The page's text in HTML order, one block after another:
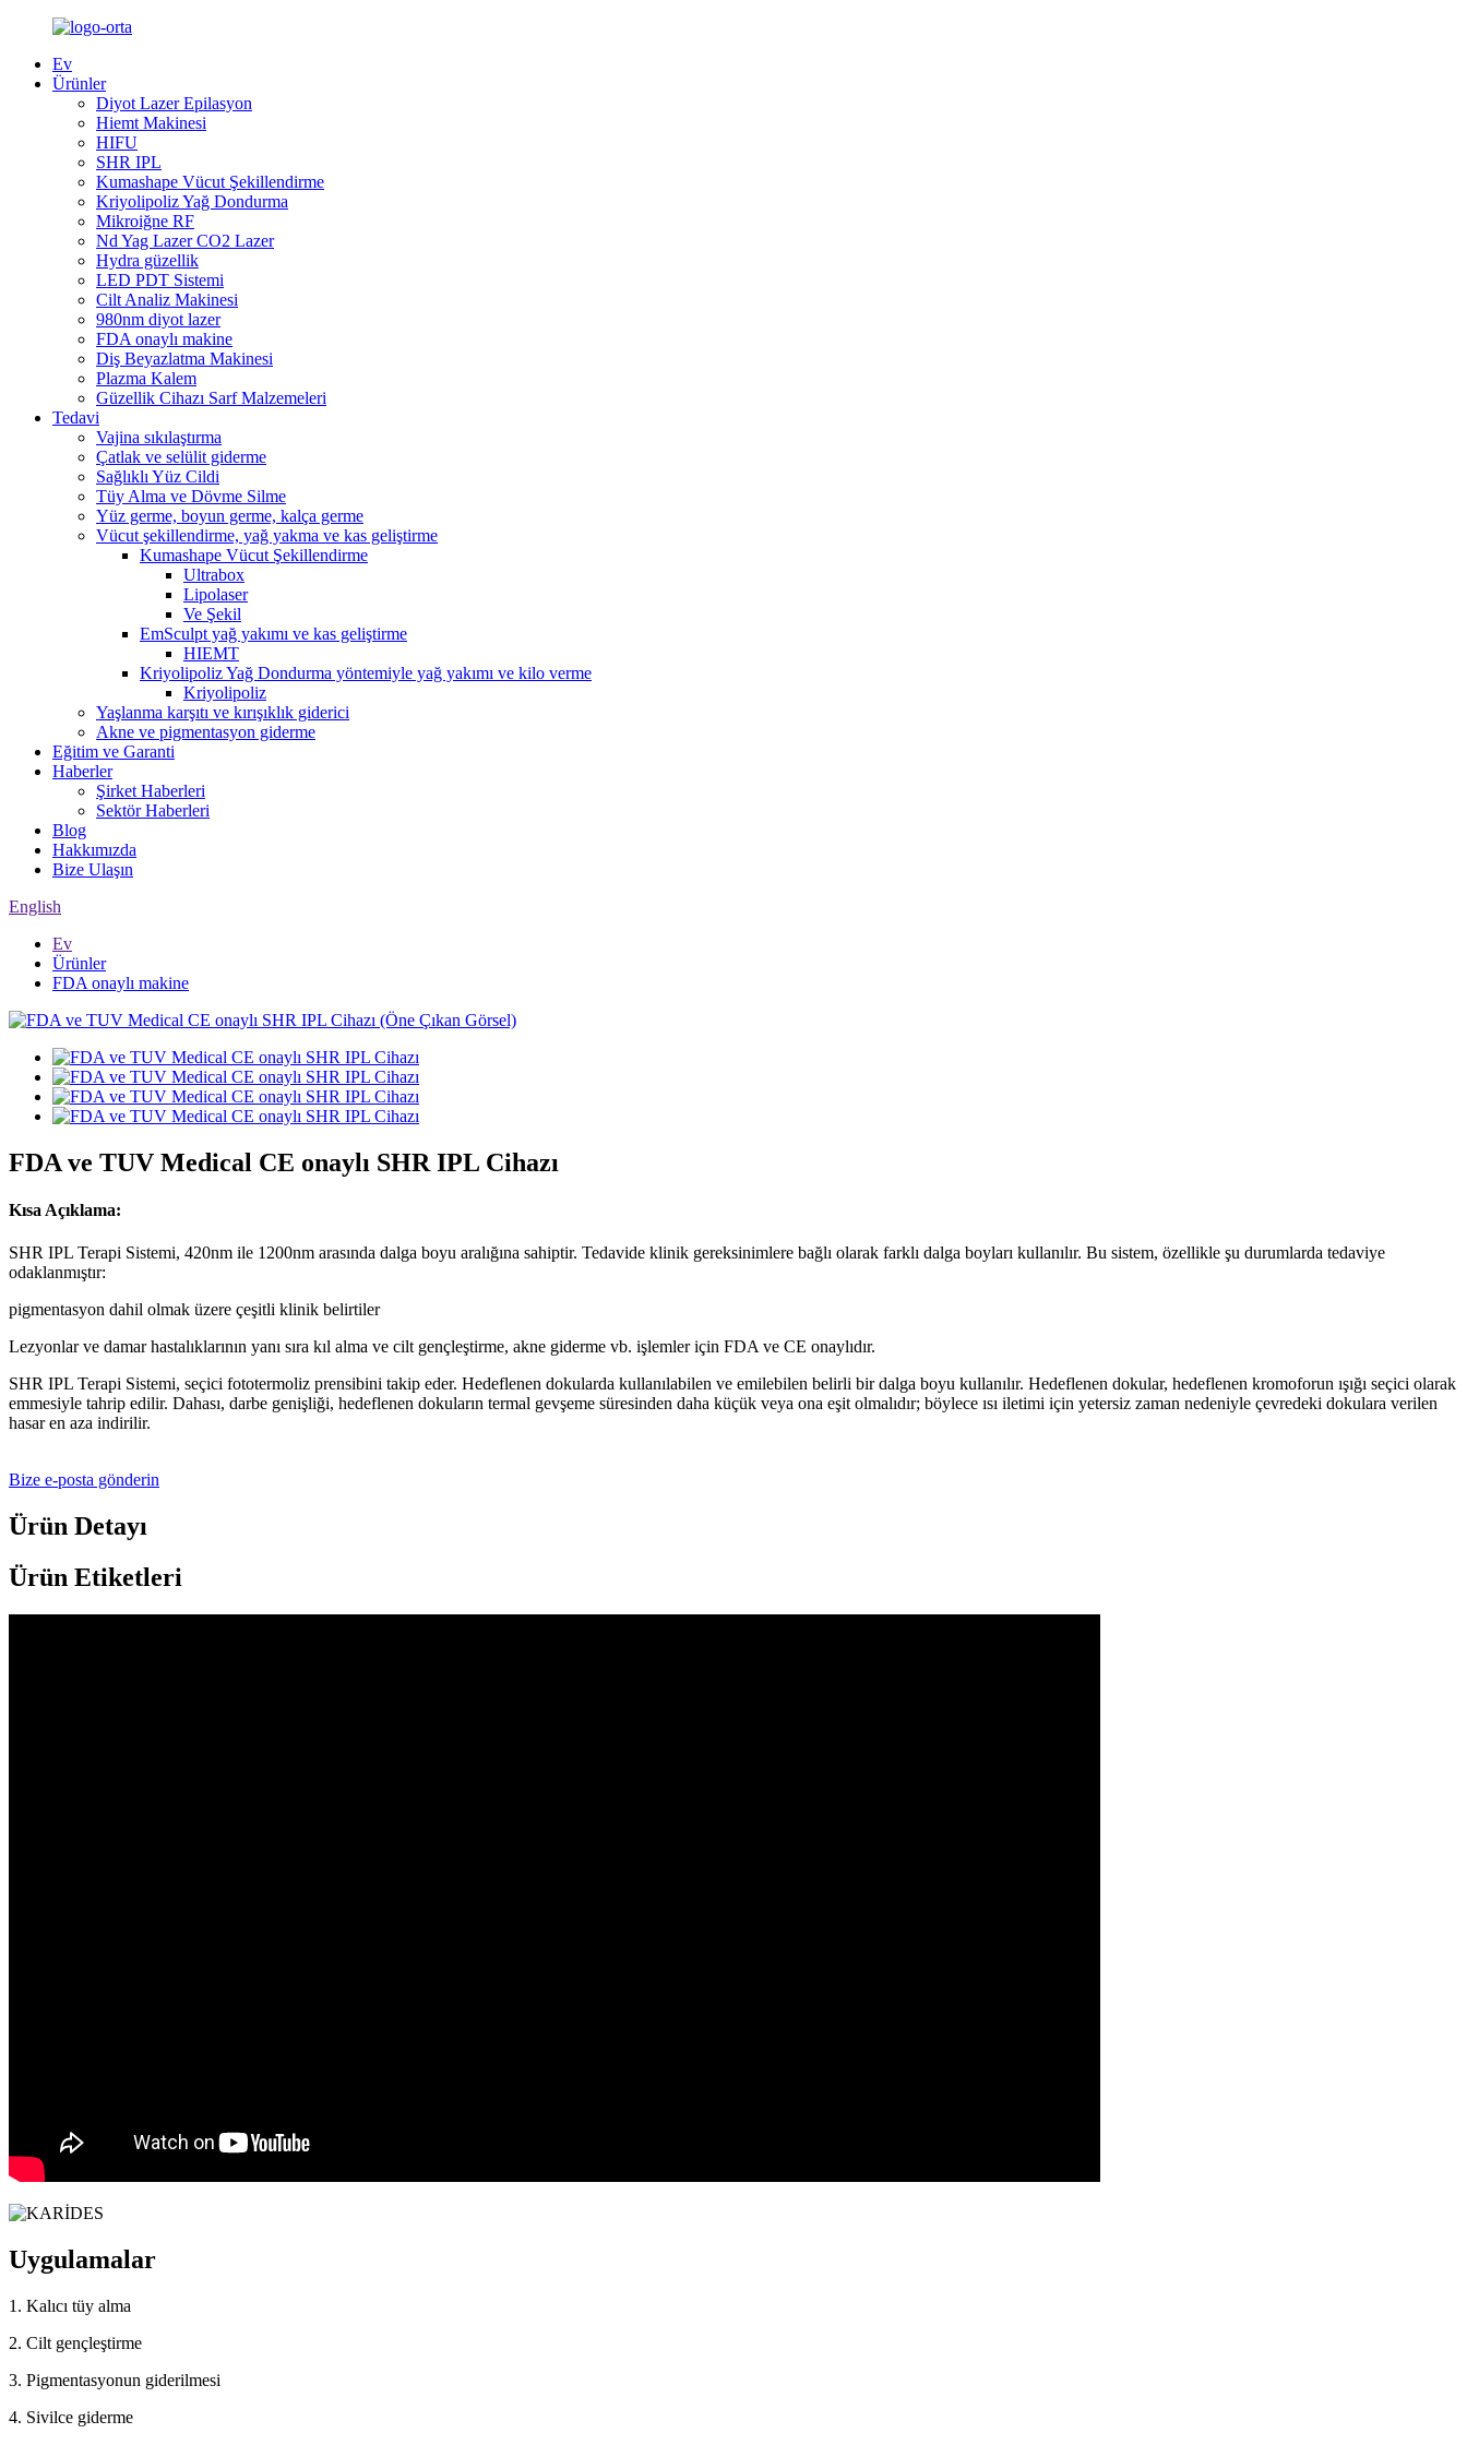
Ev
Ürünler
Diyot Lazer Epilasyon
Hiemt Makinesi
HIFU
SHR IPL
Kumashape Vücut Şekillendirme
Kriyolipoliz Yağ Dondurma
Mikroiğne RF
Nd Yag Lazer CO2 Lazer
Hydra güzellik
LED PDT Sistemi
Cilt Analiz Makinesi
980nm diyot lazer
FDA onaylı makine
Diş Beyazlatma Makinesi
Plazma Kalem
Güzellik Cihazı Sarf Malzemeleri
Tedavi
Vajina sıkılaştırma
Çatlak ve selülit giderme
Sağlıklı Yüz Cildi
Tüy Alma ve Dövme Silme
Yüz germe, boyun germe, kalça germe
Vücut şekillendirme, yağ yakma ve kas geliştirme
Kumashape Vücut Şekillendirme
Ultrabox
Lipolaser
Ve Şekil
EmSculpt yağ yakımı ve kas geliştirme
HIEMT
Kriyolipoliz Yağ Dondurma yöntemiyle yağ yakımı ve kilo verme
Kriyolipoliz
Yaşlanma karşıtı ve kırışıklık giderici
Akne ve pigmentasyon giderme
Eğitim ve Garanti
Haberler
Şirket Haberleri
Sektör Haberleri
Blog
Hakkımızda
Bize Ulaşın
English
Ev
Ürünler
FDA onaylı makine
FDA ve TUV Medical CE onaylı SHR IPL Cihazı
Kısa Açıklama:
SHR IPL Terapi Sistemi, 420nm ile 1200nm arasında dalga boyu aralığına sahiptir. Tedavide klinik gereksinimlere bağlı olarak farklı dalga boyları kullanılır. Bu sistem, özellikle şu durumlarda tedaviye
odaklanmıştır:
pigmentasyon dahil olmak üzere çeşitli klinik belirtiler
Lezyonlar ve damar hastalıklarının yanı sıra kıl alma ve cilt gençleştirme, akne giderme vb. işlemler için FDA ve CE onaylıdır.
SHR IPL Terapi Sistemi, seçici fototermoliz prensibini takip eder. Hedeflenen dokularda kullanılabilen ve emilebilen belirli bir dalga boyu kullanılır. Hedeflenen dokular, hedeflenen kromoforun ışığı seçici olarak
emmesiyle tahrip edilir. Dahası, darbe genişliği, hedeflenen dokuların termal gevşeme süresinden daha küçük veya ona eşit olmalıdır; böylece ısı iletimi için yetersiz zaman nedeniyle çevredeki dokulara verilen
hasar en aza indirilir.
Bize e-posta gönderin
Ürün Detayı
Ürün Etiketleri
Uygulamalar
1. Kalıcı tüy alma
2. Cilt gençleştirme
3. Pigmentasyonun giderilmesi
4. Sivilce giderme